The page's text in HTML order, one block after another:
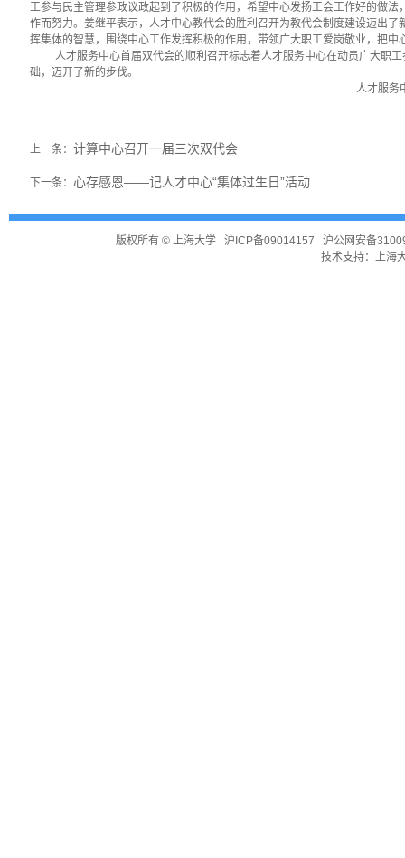
工参与民主管理参政议政起到了积极的作用，希望中心发扬工会工作好的做
作而努力。姜继平表示，人才中心教代会的胜利召开为教代会制度建设迈出
挥集体的智慧，围绕中心工作发挥积极的作用，带领广大职工爱岗敬业，把
人才服务中心首届双代会的顺利召开标志着人才服务中心在动员广大职
础，迈开了新的步伐。
人才服务中心 许
上一条： 计算中心召开一届三次双代会
下一条： 心存感恩——记人才中心“集体过生日”活动
版权所有 ©上海大学 沪ICP备09014157
沪公网安备
技术支持： 上海